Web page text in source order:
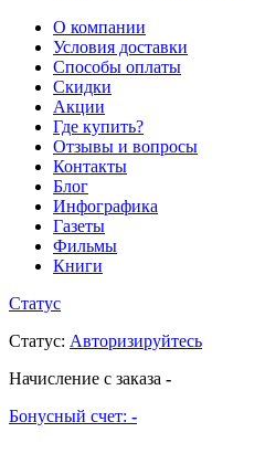
О компании
Условия доставки
Способы оплаты
Скидки
Акции
Где купить?
Отзывы и вопросы
Контакты
Блог
Инфографика
Газеты
Фильмы
Книги
Статус
Статус: Авторизируйтесь
Начисление с заказа -
Бонусный счет: -